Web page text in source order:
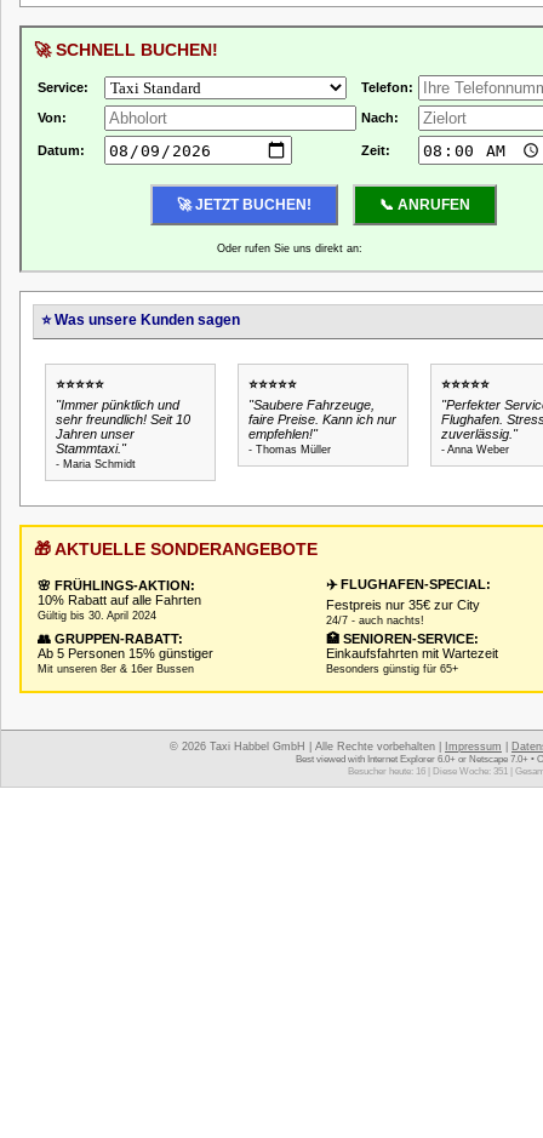
🚀 SCHNELL BUCHEN!
Service: Telefon:
Von: Nach:
Datum: Zeit:
Oder rufen Sie uns direkt an:
⭐ Was unsere Kunden sagen
⭐⭐⭐⭐⭐
"Immer pünktlich und
sehr freundlich! Seit 10
Jahren unser
Stammtaxi."
- Maria Schmidt
⭐⭐⭐⭐⭐
"Saubere Fahrzeuge,
faire Preise. Kann ich nur
empfehlen!"
- Thomas Müller
⭐⭐⭐⭐⭐
"Perfekter
Flughafen.
zuverlässig."
- Anna Weber
🎁 AKTUELLE SONDERANGEBOTE
🌸 FRÜHLINGS-AKTION:
10% Rabatt auf alle Fahrten
Gültig bis 30. April 2024
✈️ FLUGHAFEN-SPECIAL:
Festpreis nur 35€ zur City
24/7 - auch nachts!
👥 GRUPPEN-RABATT:
Ab 5 Personen 15% günstiger
Mit unseren 8er & 16er Bussen
🏥 SENIOREN-SERVICE:
Einkaufsfahrten mit Wartezeit
Besonders günstig für 65+
© 2026 Taxi Habbel GmbH | Alle Rechte vorbehalten | Impressum
Best viewed with Internet Explorer 6.0+ or Netscape 7.0+ •
Besucher heute: 16 | Diese Woche: 351 |